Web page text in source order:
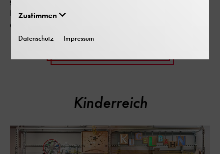
Buchveröffentlichung zu unserer Geschichte und
Gegenwart.
Kinderreich
Zustimmen
Datenschutz Impressum